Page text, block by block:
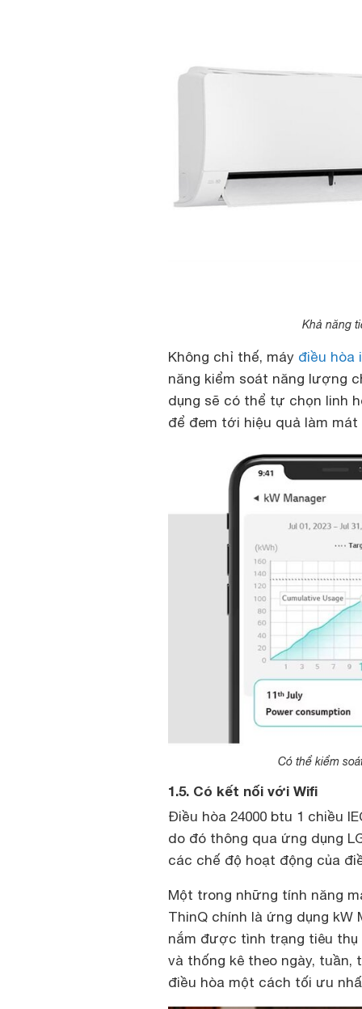
Khả năng
Không chỉ thế, máy điều hòa
năng kiểm soát năng lượng
dụng sẽ có thể tự chọn linh
để đem tới hiệu quả làm
Có thể kiểm
1.5. Có kết nối với Wifi
Điều hòa 24000 btu 1 chiều
do đó thông qua ứng dụng
các chế độ hoạt động của
Một trong những tính năng
ThinQ chính là ứng dụng kW
nắm được tình trạng tiêu thụ
và thống kê theo ngày,
điều hòa một cách tối ưu